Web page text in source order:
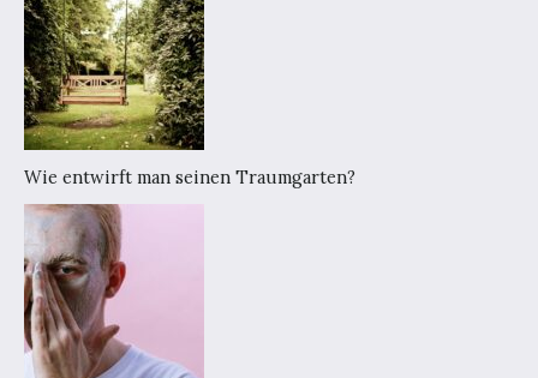
Wie entwirft man seinen Traumgarten?